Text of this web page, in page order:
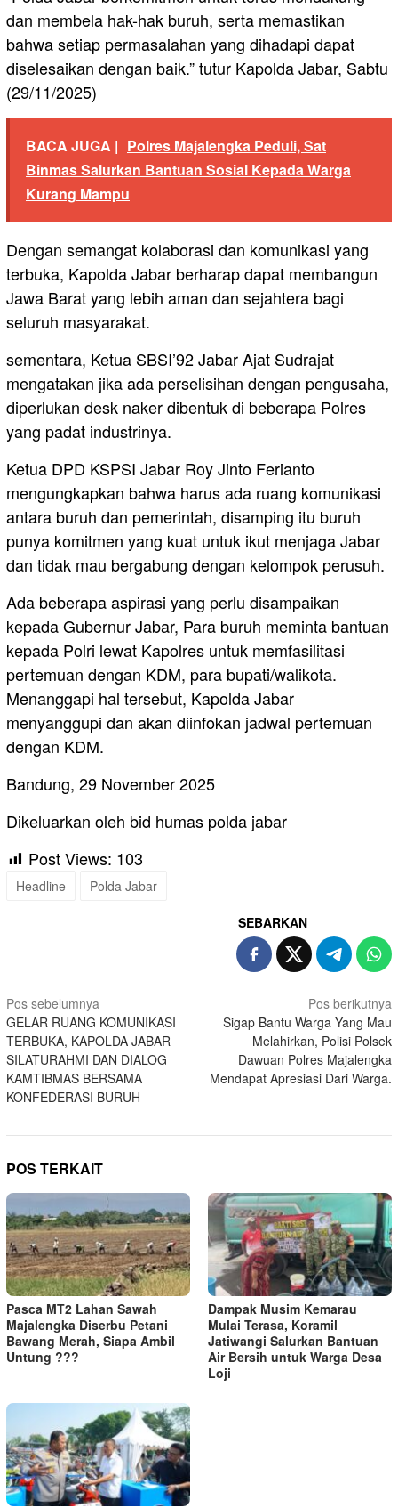
dan membela hak-hak buruh, serta memastikan
bahwa setiap permasalahan yang dihadapi dapat
diselesaikan dengan baik.” tutur Kapolda Jabar, Sabtu
(29/11/2025)
BACA JUGA | Polres Majalengka Peduli, Sat
Binmas Salurkan Bantuan Sosial Kepada Warga
Kurang Mampu
Dengan semangat kolaborasi dan komunikasi yang
terbuka, Kapolda Jabar berharap dapat membangun
Jawa Barat yang lebih aman dan sejahtera bagi
seluruh masyarakat.
sementara, Ketua SBSI’92 Jabar Ajat Sudrajat
mengatakan jika ada perselisihan dengan pengusaha,
diperlukan desk naker dibentuk di beberapa Polres
yang padat industrinya.
Ketua DPD KSPSI Jabar Roy Jinto Ferianto
mengungkapkan bahwa harus ada ruang komunikasi
antara buruh dan pemerintah, disamping itu buruh
punya komitmen yang kuat untuk ikut menjaga Jabar
dan tidak mau bergabung dengan kelompok perusuh.
Ada beberapa aspirasi yang perlu disampaikan
kepada Gubernur Jabar, Para buruh meminta bantuan
kepada Polri lewat Kapolres untuk memfasilitasi
pertemuan dengan KDM, para bupati/walikota.
Menanggapi hal tersebut, Kapolda Jabar
menyanggupi dan akan diinfokan jadwal pertemuan
dengan KDM.
Bandung, 29 November 2025
Dikeluarkan oleh bid humas polda jabar
Post Views: 103
Headline Polda Jabar
SEBARKAN
Navigasi
pos
Pos sebelumnya
GELAR RUANG KOMUNIKASI
TERBUKA, KAPOLDA JABAR
SILATURAHMI DAN DIALOG
KAMTIBMAS BERSAMA
KONFEDERASI BURUH
Pos berikutnya
Sigap Bantu Warga Yang Mau
Melahirkan, Polisi Polsek
Dawuan Polres Majalengka
Mendapat Apresiasi Dari Warga.
POS TERKAIT
Pasca MT2 Lahan Sawah
Majalengka Diserbu Petani
Bawang Merah, Siapa Ambil
Untung ???
Dampak Musim Kemarau
Mulai Terasa, Koramil
Jatiwangi Salurkan Bantuan
Air Bersih untuk Warga Desa
Loji